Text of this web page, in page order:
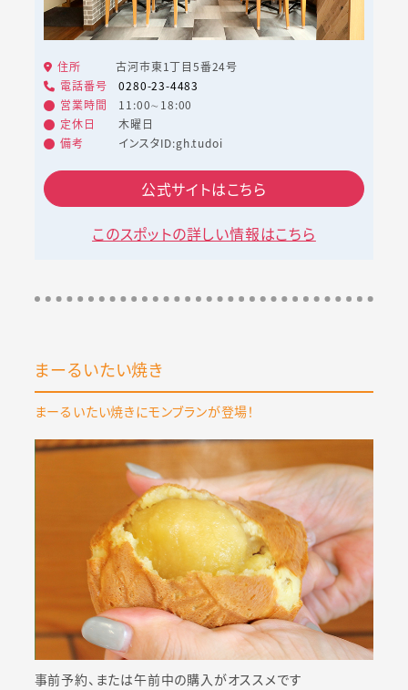
住所
古河市東1丁目5番24号
電話番号
0280-23-4483
営業時間
11:00∼18:00
定休日
木曜日
備考
インスタID:gh.tudoi
公式サイトはこちら
このスポットの詳しい情報はこちら
まーるいたい焼き
まーるいたい焼きにモンブランが登場！
事前予約、または午前中の購入がオススメです